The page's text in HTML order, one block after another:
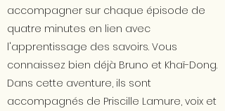
accompagner sur chaque épisode de
quatre minutes en lien avec
l'apprentissage des savoirs. Vous
connaissez bien déjà Bruno et Khaï-Dong.
Dans cette aventure, ils sont
accompagnés de Priscille Lamure, voix et